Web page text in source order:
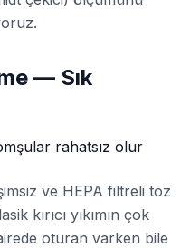
— Sık
rahatsız olur
ve HEPA filtreli toz
kırıcı yıkımın çok
oturan varken bile